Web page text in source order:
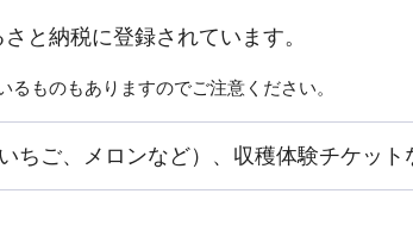
と納税に登録されています。
ものもありますのでご注意ください。
ちご、メロンなど）、収穫体験チケット